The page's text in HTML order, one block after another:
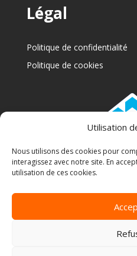
Utilisation
Nous utilisons des cookies pour
interagissez avec notre site. En
utilisation de ces cookies.
Légal
Politique de confidentialité
Politique de cookies
RBQ:
Copyright 2025 © A
M2Tech